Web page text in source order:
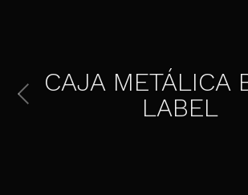
CAJA METÁLICA
LABEL